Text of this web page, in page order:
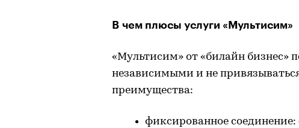
В чем плюсы услуги «Мультисим»
«Мультисим» от «билайн бизнес»
независимыми и не
преимущества:
фиксированное